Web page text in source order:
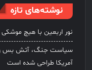
نوشته‌های تازه
نور اربعین با هیچ
سیاست جنگ، آتش بس و
آمریکا طراحی شده است